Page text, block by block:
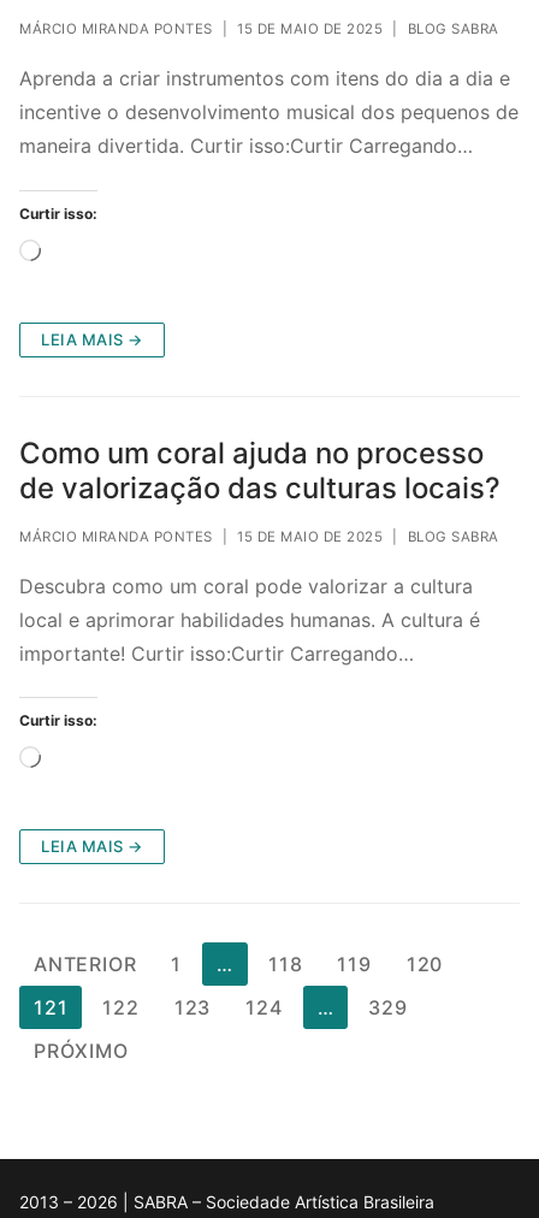
MÁRCIO MIRANDA PONTES 15 DE MAIO DE 2025 BLOG SABRA
Aprenda a criar instrumentos com itens do dia a dia e
incentive o desenvolvimento musical dos pequenos de
maneira divertida. Curtir isso:Curtir Carregando…
Curtir isso:
Carregando...
LEIA MAIS →
Como um coral ajuda no processo
de valorização das culturas locais?
MÁRCIO MIRANDA PONTES 15 DE MAIO DE 2025 BLOG SABRA
Descubra como um coral pode valorizar a cultura
local e aprimorar habilidades humanas. A cultura é
importante! Curtir isso:Curtir Carregando…
Curtir isso:
Carregando...
LEIA MAIS →
Paginação
de
posts
ANTERIOR 1 … 118 119
120
121
122 123 124 …
329
PRÓXIMO
2013 – 2026 | SABRA – Sociedade Artística Brasileira